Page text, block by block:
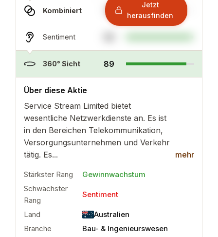
Kombiniert 77
Sentiment
360° Sicht 89
Jetzt
herausfinden
Über diese Aktie
Service Stream Limited bietet
wesentliche Netzwerkdienste an. Es ist
in den Bereichen Telekommunikation,
Versorgungsunternehmen und Verkehr
tätig. Es...
mehr
mehr
Stärkster Rang
Gewinnwachstum
Schwächster
Rang
Sentiment
Land
Australien
Branche
Bau- & Ingenieurswesen